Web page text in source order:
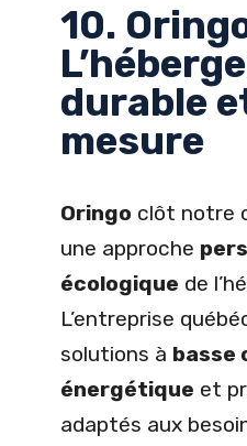
10.
durable
mesure
Oringo clôt notre
une approche
écologique de
L’entreprise
solutions à basse
énergétique et
adaptés aux